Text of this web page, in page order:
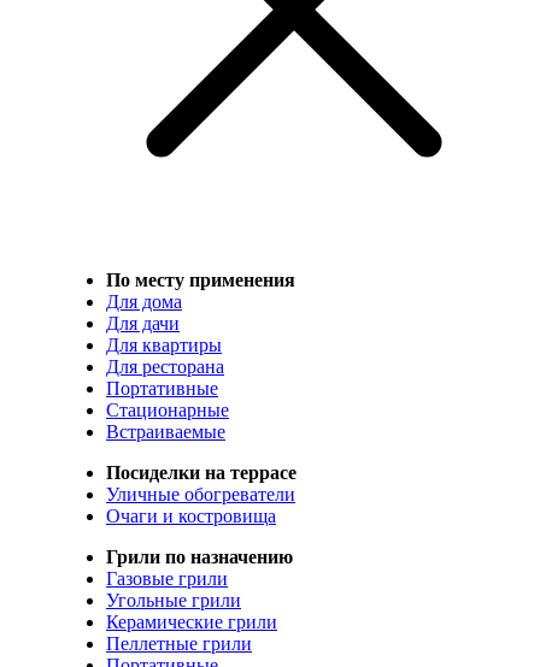
По месту применения
Для дома
Для дачи
Для квартиры
Для ресторана
Портативные
Стационарные
Встраиваемые
Посиделки на террасе
Уличные обогреватели
Очаги и костровища
Грили по назначению
Газовые грили
Угольные грили
Керамические грили
Пеллетные грили